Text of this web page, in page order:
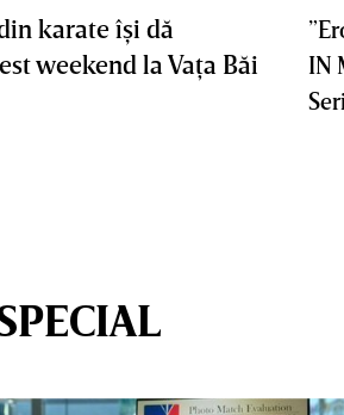
karate îşi dă
weekend la Vaţa Băi
IN